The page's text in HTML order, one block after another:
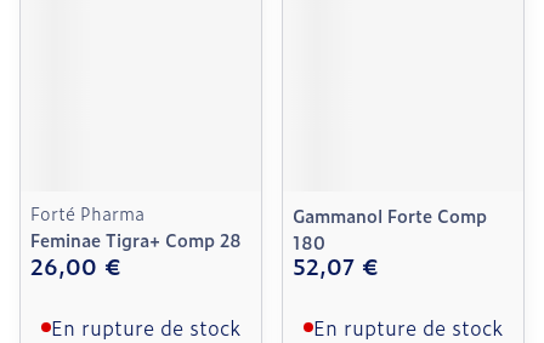
Forté Pharma
Feminae Tigra+ Comp 28
26,00 €
En rupture de stock
Gammanol Forte Comp
180
52,07 €
En rupture de stock